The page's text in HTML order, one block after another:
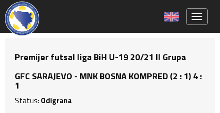
Premijer futsal liga BiH U-19 20/21 II Grupa
GFC SARAJEVO - MNK BOSNA KOMPRED (2 : 1) 4 :
1
Status: Odigrana